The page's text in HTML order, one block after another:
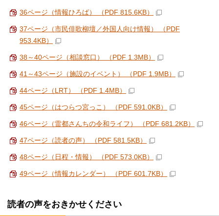
36ページ（情報ひろば） （PDF 815.6KB）
37ページ（市民俳歌柳壇／外国人向け情報） （PDF
953.4KB）
38～40ページ（相談窓口） （PDF 1.3MB）
41～43ページ（施設のイベント） （PDF 1.9MB）
44ページ（LRT） （PDF 1.4MB）
45ページ（はつらつ宮っこ） （PDF 591.0KB）
46ページ（雷都さんちの令和ライフ） （PDF 681.2KB）
47ページ（読者の声） （PDF 581.5KB）
48ページ（日程・情報） （PDF 573.0KB）
49ページ（情報カレンダー） （PDF 601.7KB）
読者の声をおきかせください